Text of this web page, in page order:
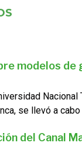
modelos de
Nacional
se llevó a
del Canal